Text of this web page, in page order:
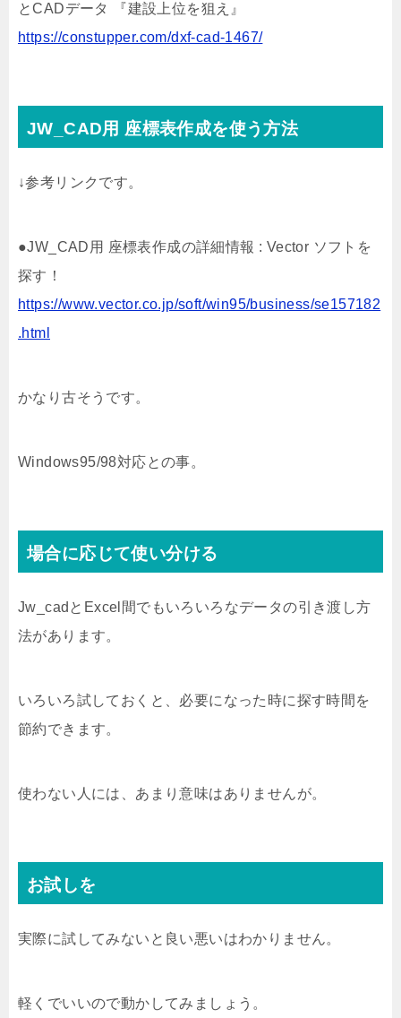
とCADデータ 『建設上位を狙え』
https://constupper.com/dxf-cad-1467/
JW_CAD用 座標表作成を使う方法
↓参考リンクです。
●JW_CAD用 座標表作成の詳細情報 : Vector ソフトを
探す！
https://www.vector.co.jp/soft/win95/business/se157182
.html
かなり古そうです。
Windows95/98対応との事。
場合に応じて使い分ける
Jw_cadとExcel間でもいろいろなデータの引き渡し方
法があります。
いろいろ試しておくと、必要になった時に探す時間を
節約できます。
使わない人には、あまり意味はありませんが。
お試しを
実際に試してみないと良い悪いはわかりません。
軽くでいいので動かしてみましょう。